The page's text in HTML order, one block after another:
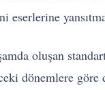
oluşan
dönemlere göre